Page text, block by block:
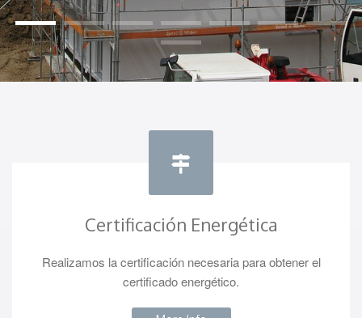
Certificación Energética
Realizamos la certificación necesaria para obtener el
certificado energético.